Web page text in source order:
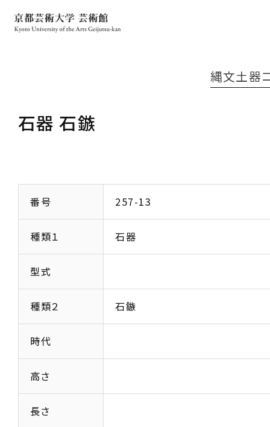
石器 石鏃
縄文土器
番号 257-13
種類１ 石器
型式
種類２ 石鏃
時代
高さ
長さ